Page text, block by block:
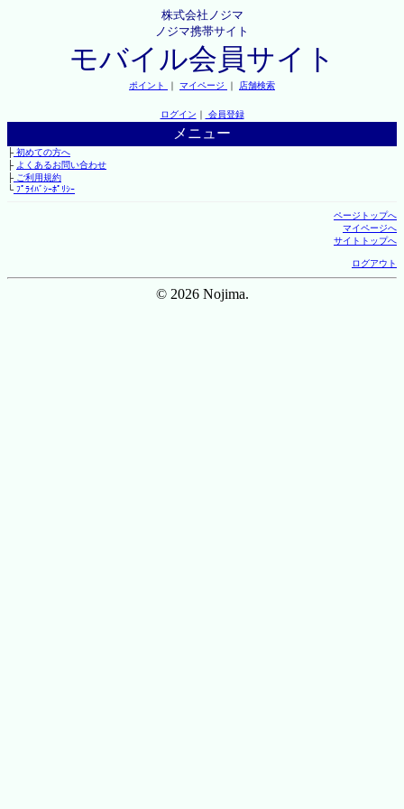
株式会社ノジマ
ノジマ携帯サイト
モバイル会員サイト
ポイント ｜ マイページ ｜ 店舗検索
ログイン ｜ 会員登録
メニュー
├初めての方へ
├ よくあるお問い合わせ
├ご利用規約
└ﾌﾟﾗｲﾊﾞｼｰﾎﾟﾘｼｰ
ページトップへ
マイページへ
サイトトップへ
ログアウト
© 2026 Nojima.